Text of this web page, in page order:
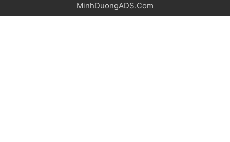
MinhDuongADS.Com